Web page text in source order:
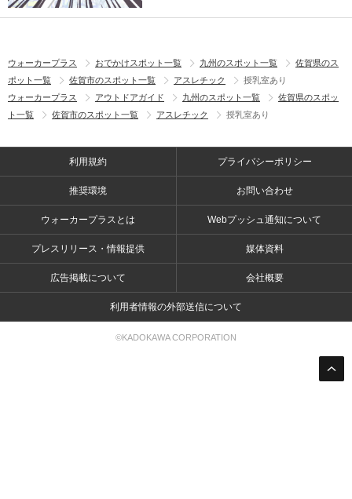
ウォーカープラス おでかけスポット一覧 九州のスポット一覧
佐賀県のス
ポット一覧
佐賀市のスポット一覧 アスレチック
授乳室あり
ウォーカープラス
アウトドアガイド 九州のスポット一覧
佐賀県のスポッ
ト一覧
佐賀市のスポット一覧 アスレチック 授乳室あり
利用規約 プライバシーポリシー
推奨環境 お問い合わせ
ウォーカープラスとは Webプッシュ通知について
プレスリリース・情報提供 媒体資料
広告掲載について 会社概要
利用者情報の外部送信について
©KADOKAWA CORPORATION